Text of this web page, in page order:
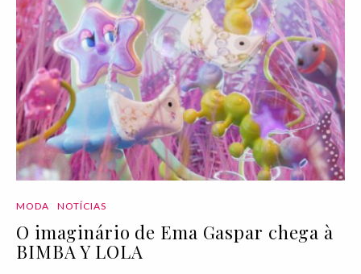
MODA NOTÍCIAS
O imaginário de Ema Gaspar chega à
BIMBA Y LOLA